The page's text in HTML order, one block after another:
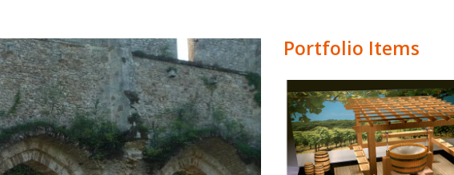
Portfolio Items